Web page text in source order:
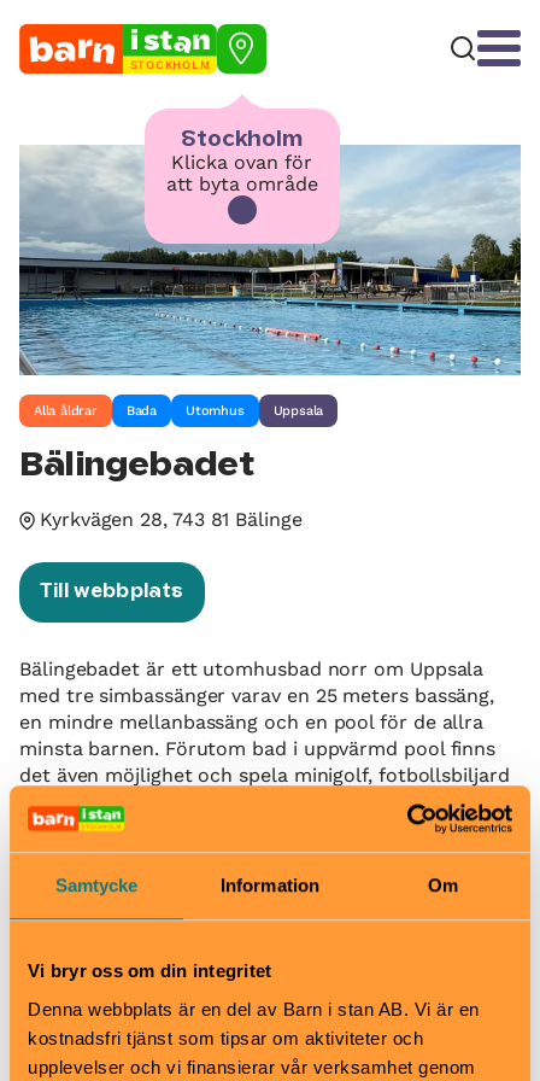
Samtycke Information Om
Vi bryr oss om din integritet
Denna webbplats är en del av Barn i stan AB. Vi är en
kostnadsfri tjänst som tipsar om aktiviteter och
upplevelser och vi finansierar vår verksamhet genom
STOCKHOLM
Stockholm
Klicka ovan för
att byta område
Alla åldrar Bada Utomhus Uppsala
Bälingebadet
Kyrkvägen 28, 743 81 Bälinge
Till webbplats
Bälingebadet är ett utomhusbad norr om Uppsala
med tre simbassänger varav en 25 meters bassäng,
en mindre mellanbassäng och en pool för de allra
minsta barnen. Förutom bad i uppvärmd pool finns
det även möjlighet och spela minigolf, fotbollsbiljard
och gellyball.
Här går det även att boka familje- och kalaspaket
med bad, mat, glass och minigolf. Perfekt för en
heldag.
Måndag-söndag kl. 10–19
Pris
Vuxen (från 16år): 40 kr
Pensionär: 30 kr